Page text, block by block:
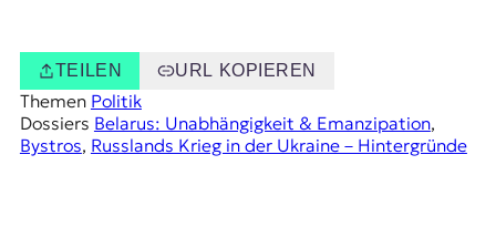
TEILEN URL KOPIEREN
Themen Politik
Dossiers Belarus: Unabhängigkeit & Emanzipation
Bystros, Russlands Krieg in der Ukraine – Hintergründe